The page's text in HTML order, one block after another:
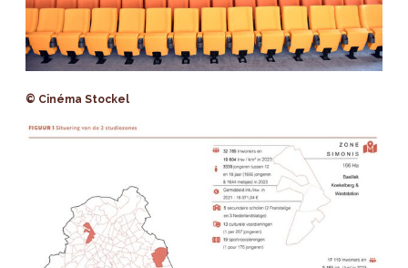
© Cinéma Stockel